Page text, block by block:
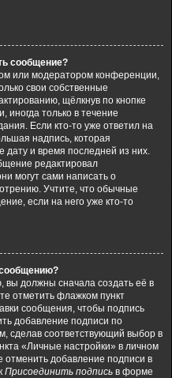
сообщение?
или модератором конференции,
свои собственные
щёлкнув по кнопке
иногда только в течение
Если кто-то уже ответил на
надпись, которая
дату и время последней из них.
редактировал
могут сами написать о
Учтите, что обычные
если на него уже кто-то
вы должны сначала создать её в
отметить флажком пункт
сообщения, чтобы подпись
добавление подписи по
сделав соответствующий выбор в
«Личные настройки» в личном
добавление подписи в
Присоединить подпись в форме